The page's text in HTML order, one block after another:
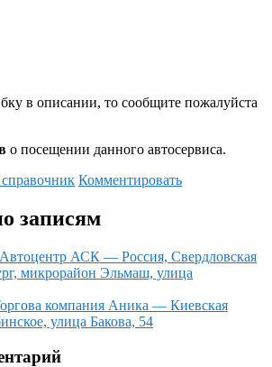
в описании, то сообщите пожалуйста
о посещении данного автосервиса.
Комментировать
записям
Автоцентр АСК — Россия, Свердловская
микрорайон Эльмаш, улица
компания Аника — Киевская
улица Бакова, 54